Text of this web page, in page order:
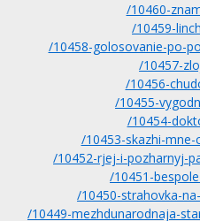
/10460-
/10459-
/10458-golosovanie-po-
/10457-
/10456-
/10455-
/10454-
/10453-skazhi-
/10452-rjej-i-pozharnyj-
/10451-
/10450-strahovka-
/10449-mezhdunarodnaja-